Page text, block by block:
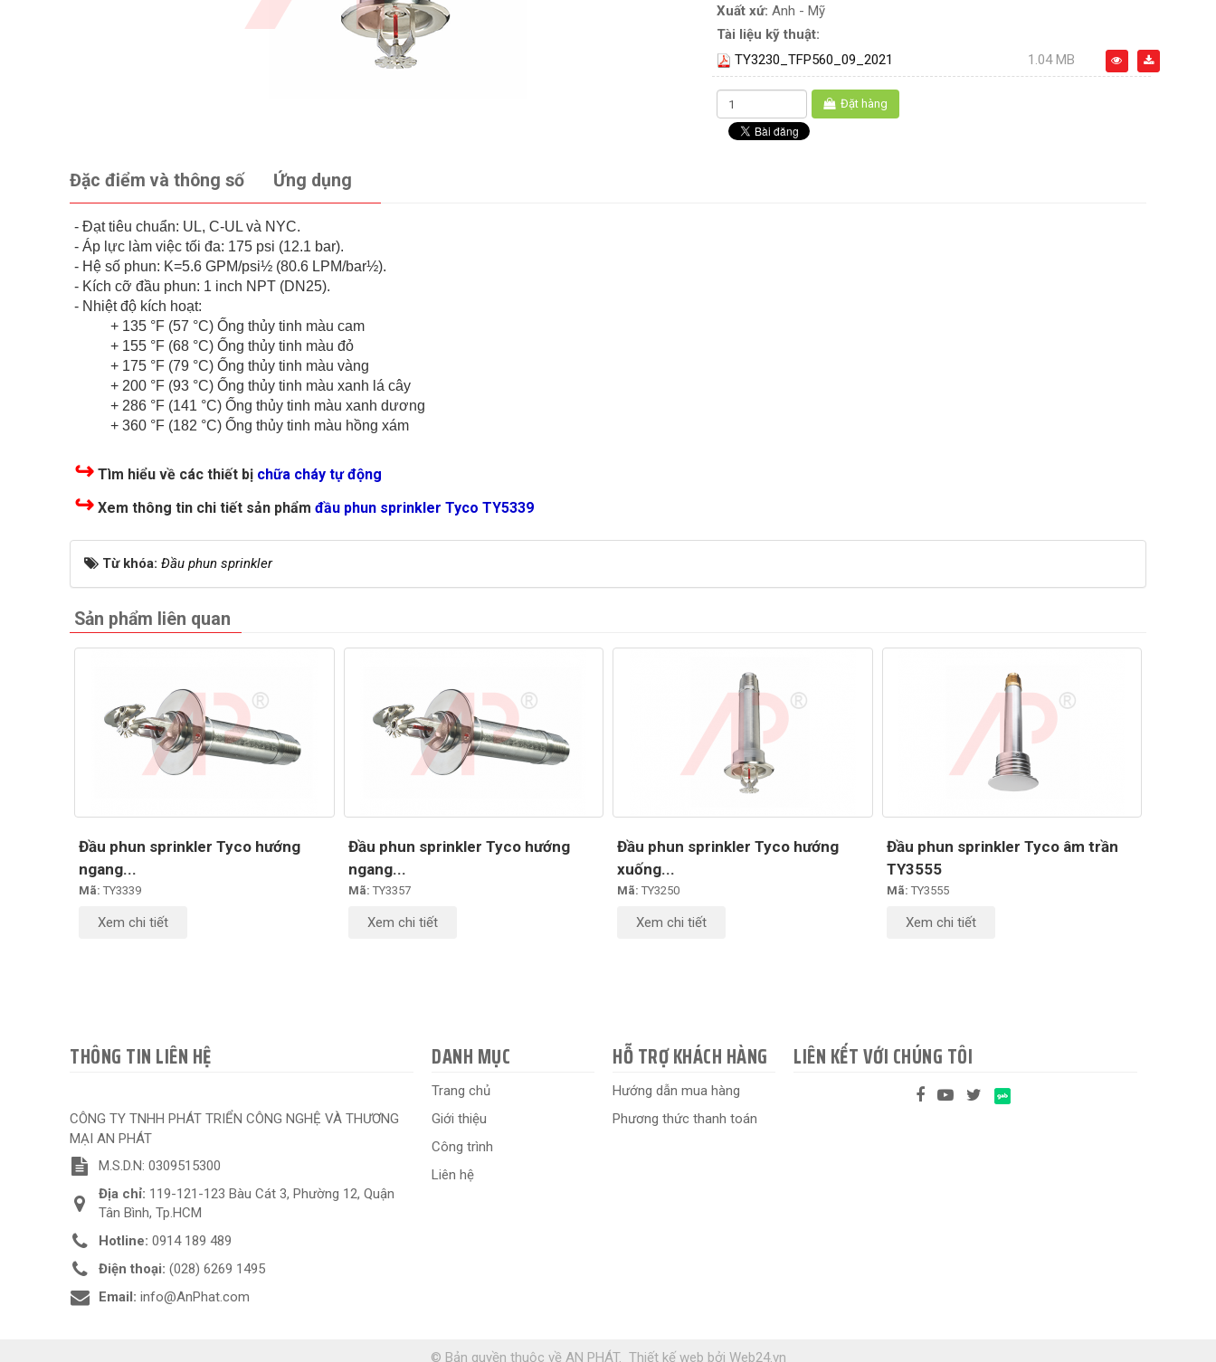
Xuất xứ: Anh - Mỹ
Tài liệu kỹ thuật:
TY3230_TFP560_09_2021
1.04 MB
Đặt hàng
Đặc điểm và thông số Ứng dụng
- Đạt tiêu chuẩn: UL, C-UL và NYC.
- Áp lực làm việc tối đa: 175 psi (12.1 bar).
- Hệ số phun: K=5.6 GPM/psi½ (80.6 LPM/bar½).
- Kích cỡ đầu phun: 1 inch NPT (DN25).
- Nhiệt độ kích hoạt:
+ 135 °F (57 °C) Ống thủy tinh màu cam
+ 155 °F (68 °C) Ống thủy tinh màu đỏ
+ 175 °F (79 °C) Ống thủy tinh màu vàng
+ 200 °F (93 °C) Ống thủy tinh màu xanh lá cây
+ 286 °F (141 °C) Ống thủy tinh màu xanh dương
+ 360 °F (182 °C) Ống thủy tinh màu hồng xám
↪ Tìm hiểu về các thiết bị chữa cháy tự động
↪ Xem thông tin chi tiết sản phẩm đầu phun sprinkler Tyco TY5339
Từ khóa: Đầu phun sprinkler
Sản phẩm liên quan
Đầu phun sprinkler Tyco hướng
ngang...
Mã: TY3339
Xem chi tiết
Đầu phun sprinkler Tyco hướng
ngang...
Mã: TY3357
Xem chi tiết
Đầu phun sprinkler Tyco hướng
xuống...
Mã: TY3250
Xem chi tiết
Đầu phun sprinkler Tyco âm trần
TY3555
Mã: TY3555
Xem chi tiết
THÔNG TIN LIÊN HỆ
CÔNG TY TNHH PHÁT TRIỂN CÔNG NGHỆ VÀ THƯƠNG
MẠI AN PHÁT
M.S.D.N: 0309515300
Địa chỉ: 119-121-123 Bàu Cát 3, Phường 12, Quận
Tân Bình, Tp.HCM
Hotline: 0914 189 489
Điện thoại: (028) 6269 1495
Email: info@AnPhat.com
DANH MỤC
Trang chủ
Giới thiệu
Công trình
Liên hệ
HỖ TRỢ KHÁCH HÀNG
Hướng dẫn mua hàng
Phương thức thanh toán
LIÊN KẾT VỚI CHÚNG TÔI
© Bản quyền thuộc về AN PHÁT. Thiết kế web bởi Web24.vn